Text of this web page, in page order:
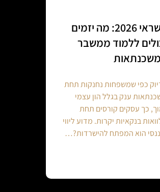
אשראי 2026: מה יזמים
ללמוד ממשבר
כפי שמשפחות נחנקות תחת
ענק בגלל הון עצמי
כך עסקים קורסים תחת
בנקאיות יקרות. מדוע ליווי
הוא המפתח להישרדות?…